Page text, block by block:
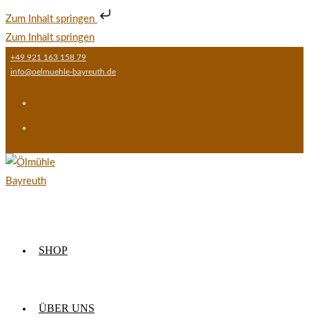
Zum Inhalt springen
Zum Inhalt springen
+49 921 163 158 79
info@oelmuehle-bayreuth.de
SHOP
ÜBER UNS